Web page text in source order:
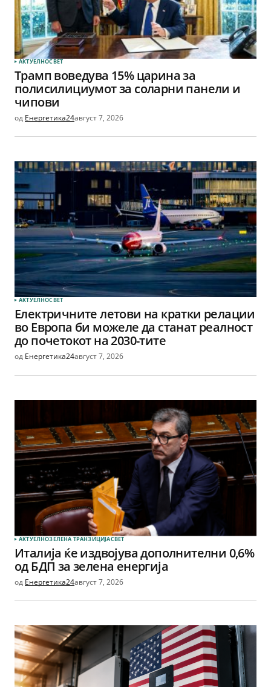
АКТУЕЛНОСВЕТ
Трамп воведува 15% царина за
полисилициумот за соларни панели и
чипови
од Енергетика24август 7, 2026
АКТУЕЛНОСВЕТ
Електричните летови на кратки релации
во Европа би можеле да станат реалност
до почетокот на 2030-тите
од Енергетика24август 7, 2026
АКТУЕЛНОЗЕЛЕНА ТРАНЗИЦИЈАСВЕТ
Италија ќе издвојува дополнителни 0,6%
од БДП за зелена енергија
од Енергетика24август 7, 2026